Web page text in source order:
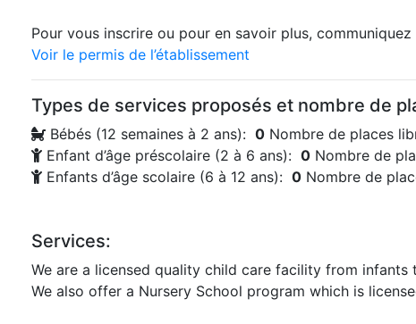
Pour vous inscrire ou pour en savoir plus,
Voir le permis de l’établissement
Types de services proposés et nombre de
Bébés (12 semaines à 2 ans): 0 Nombre de places
Enfant d’âge préscolaire (2 à 6 ans): 0 Nombre de
Enfants d’âge scolaire (6 à 12 ans): 0 Nombre de
Services:
We are a licensed quality child care facility from infants
We also offer a Nursery School program which is